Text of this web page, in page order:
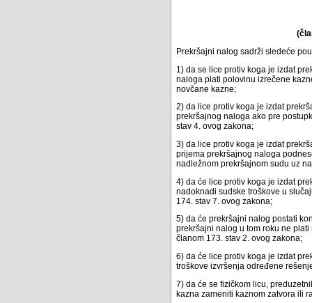
Prekršajni nalog sadrži sledeće
1) da se lice protiv koga je izdat
naloga plati polovinu izrečene
novčane kazne;
2) da lice protiv koga je izdat
prekršajnog naloga ako pre
stav 4. ovog zakona;
3) da lice protiv koga je izdat
prijema prekršajnog naloga
nadležnom prekršajnom sudu uz
4) da će lice protiv koga je izdat
nadoknadi sudske troškove u
174. stav 7. ovog zakona;
5) da će prekršajni nalog postati
prekršajni nalog u tom roku ne
članom 173. stav 2. ovog zakona;
6) da će lice protiv koga je izdat
troškove izvršenja određene
7) da će se fizičkom licu,
kazna zameniti kaznom zatvora ili